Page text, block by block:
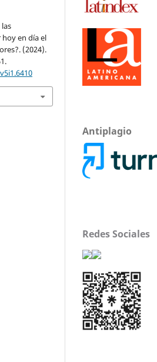
hoy en día el
(2024).
Antiplagio
Redes Sociales